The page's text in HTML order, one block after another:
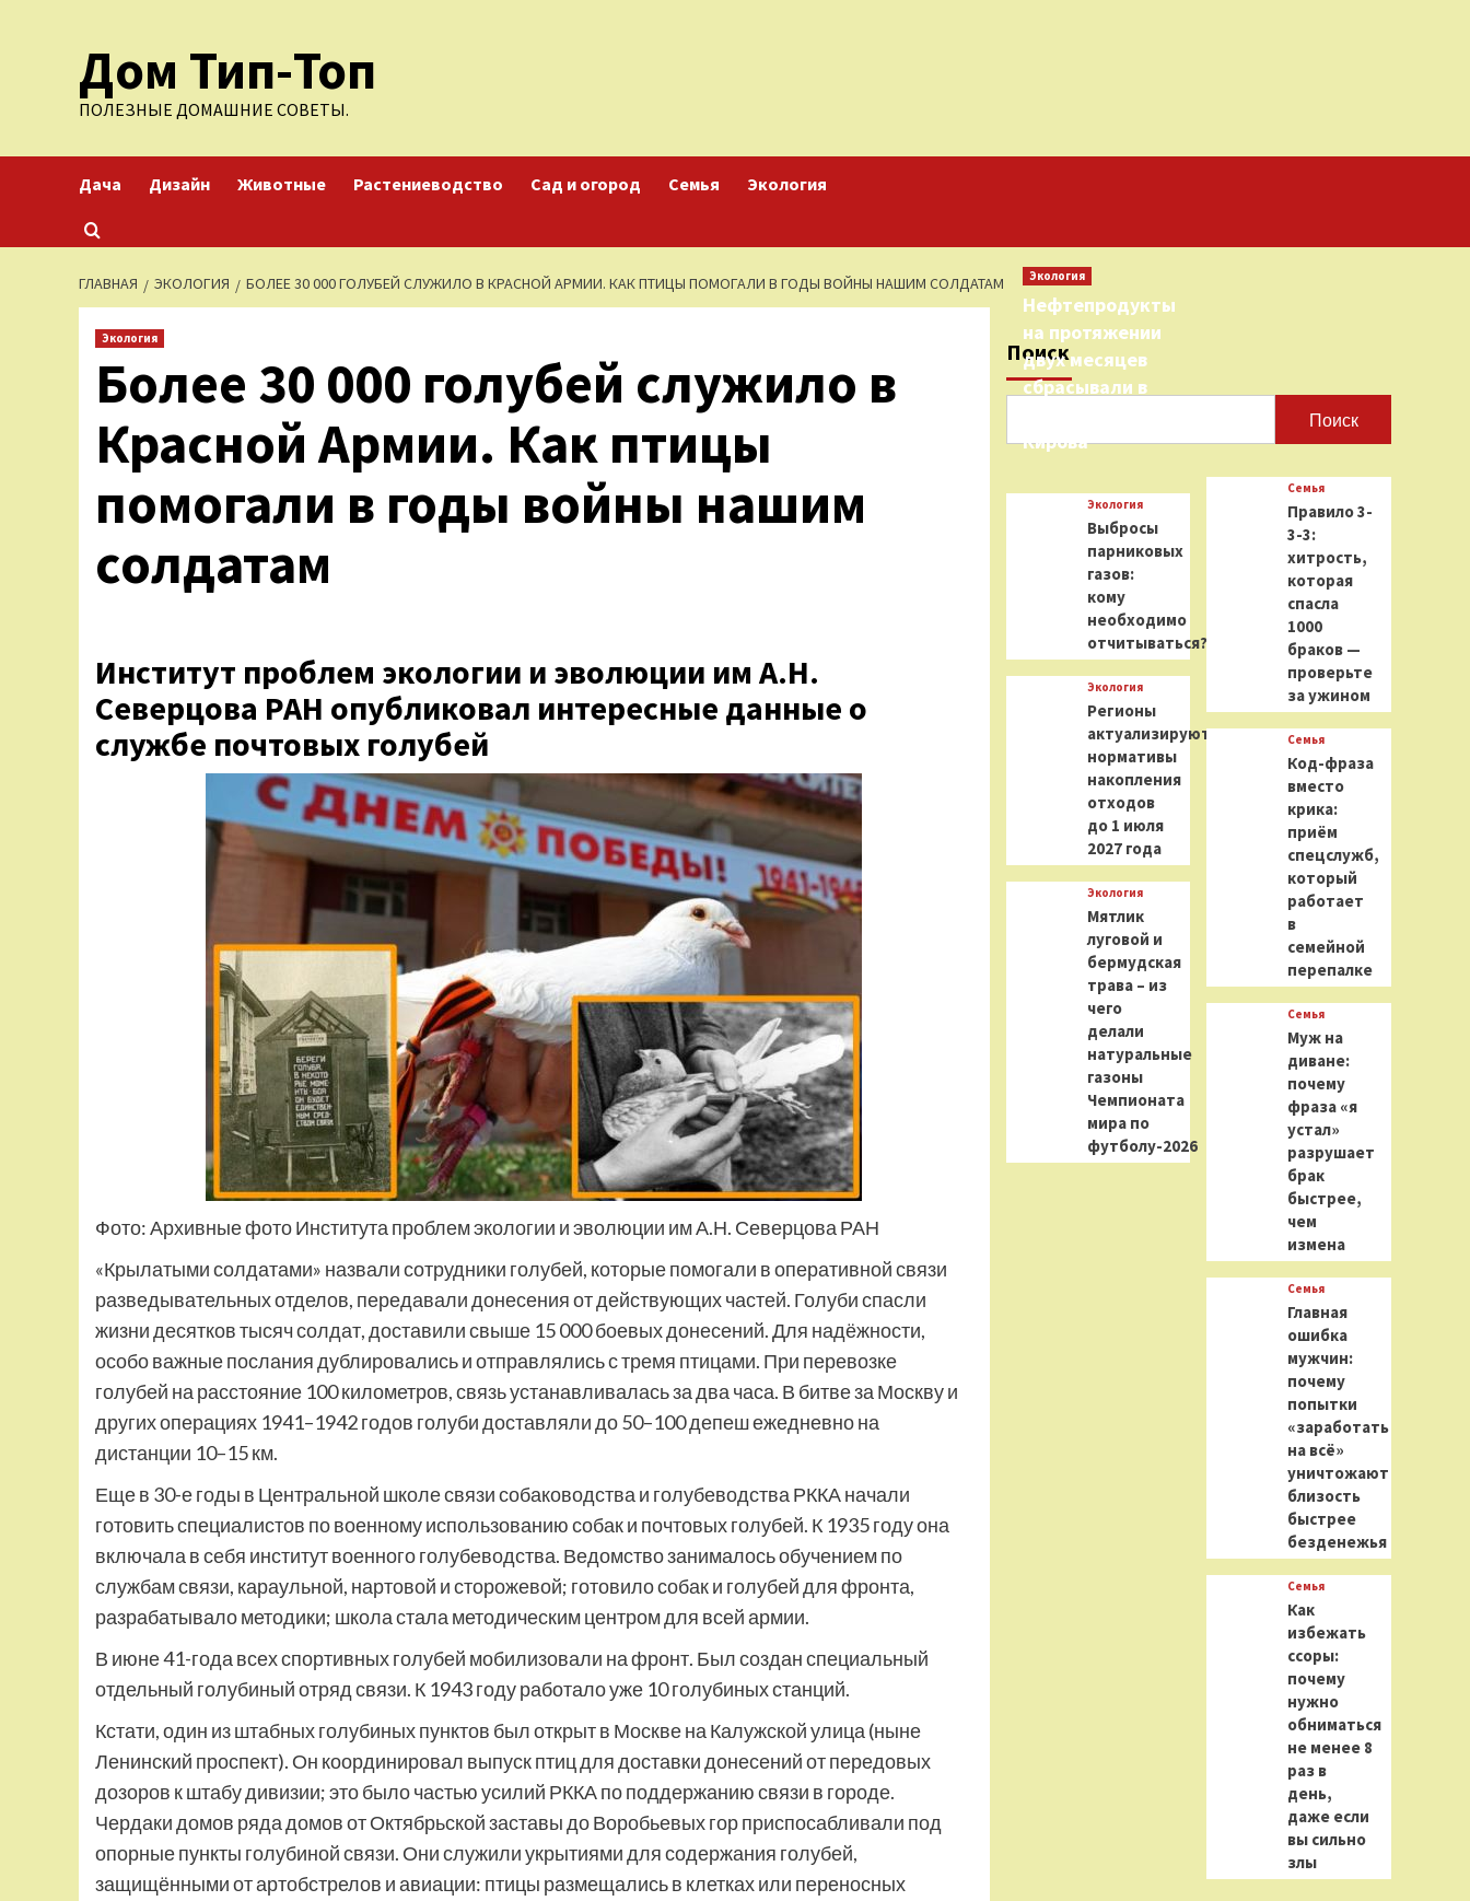
содержимомуДом Тип-Топ
ПОЛЕЗНЫЕ ДОМАШНИЕ СОВЕТЫ.
Дача Дизайн Животные Растениеводство Сад и огород Семья Экология
ГЛАВНАЯ ЭКОЛОГИЯ БОЛЕЕ 30 000 ГОЛУБЕЙ СЛУЖИЛО В КРАСНОЙ АРМИИ. КАК ПТИЦЫ ПОМОГАЛИ В ГОДЫ ВОЙНЫ НАШИМ СОЛДАТАМ
Экология
Более 30 000 голубей служило в
Красной Армии. Как птицы
помогали в годы войны нашим
солдатам
Институт проблем экологии и эволюции им А.Н.
Северцова РАН опубликовал интересные данные о
службе почтовых голубей
Фото: Архивные фото Института проблем экологии и эволюции им А.Н. Северцова РАН
«Крылатыми солдатами» назвали сотрудники голубей, которые помогали в оперативной связи
разведывательных отделов, передавали донесения от действующих частей. Голуби спасли
жизни десятков тысяч солдат, доставили свыше 15 000 боевых донесений. Для надёжности,
особо важные послания дублировались и отправлялись с тремя птицами. При перевозке
голубей на расстояние 100 километров, связь устанавливалась за два часа. В битве за Москву и
других операциях 1941–1942 годов голуби доставляли до 50–100 депеш ежедневно на
дистанции 10–15 км.
Еще в 30-е годы в Центральной школе связи собаководства и голубеводства РККА начали
готовить специалистов по военному использованию собак и почтовых голубей. К 1935 году она
включала в себя институт военного голубеводства. Ведомство занималось обучением по
службам связи, караульной, нартовой и сторожевой; готовило собак и голубей для фронта,
разрабатывало методики; школа стала методическим центром для всей армии.
В июне 41-года всех спортивных голубей мобилизовали на фронт. Был создан специальный
отдельный голубиный отряд связи. К 1943 году работало уже 10 голубиных станций.
Кстати, один из штабных голубиных пунктов был открыт в Москве на Калужской улица (ныне
Ленинский проспект). Он координировал выпуск птиц для доставки донесений от передовых
дозоров к штабу дивизии; это было частью усилий РККА по поддержанию связи в городе.
Чердаки домов ряда домов от Октябрьской заставы до Воробьевых гор приспосабливали под
опорные пункты голубиной связи. Они служили укрытиями для содержания голубей,
защищёнными от артобстрелов и авиации: птицы размещались в клетках или переносных
Поиск
Поиск
Экология
Нефтепродукты
на протяжении
двух месяцев
сбрасывали в
Кирова
Экология
Выбросы
парниковых
газов:
кому
необходимо
отчитываться?
Экология
Регионы
актуализируют
нормативы
накопления
отходов
до 1 июля
2027 года
Экология
Мятлик
луговой и
бермудская
трава – из
чего
делали
натуральные
газоны
Чемпионата
мира по
футболу-2026
Семья
Правило 3-
3-3:
хитрость,
которая
спасла
1000
браков —
проверьте
за ужином
Семья
Код-фраза
вместо
крика:
приём
спецслужб,
который
работает
в
семейной
перепалке
Семья
Муж на
диване:
почему
фраза «я
устал»
разрушает
брак
быстрее,
чем
измена
Семья
Главная
ошибка
мужчин:
почему
попытки
«заработать
на всё»
уничтожают
близость
быстрее
безденежья
Семья
Как
избежать
ссоры:
почему
нужно
обниматься
не менее 8
раз в
день,
даже если
вы сильно
злы